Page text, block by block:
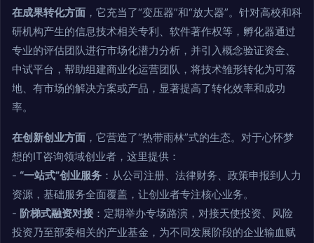
在成果转化方面 ，它充当了“变压器”和“放大器”。针对高校和科
研机构产生的信息技术相关专利、软件著作权等，孵化器通过
专业的评估团队进行市场化潜力分析，并引入概念验证资金、
中试平台，帮助组建商业化运营团队，将技术雏形转化为可落
地、有市场的解决方案或产品，显著提高了转化效率和成功
率。
在创新创业方面 ，它营造了“热带雨林”式的生态。对于心怀梦
想的IT咨询领域创业者，这里提供：
- “一站式”创业服务 ：从公司注册、法律财务、政策申报到人力
资源，基础服务全面覆盖，让创业者专注核心业务。
- 阶梯式融资对接 ：定期举办专场路演，对接天使投资、风险
投资乃至部委相关的产业基金，为不同发展阶段的企业输血赋